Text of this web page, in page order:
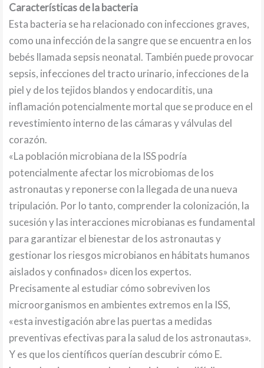
Características de la bacteria
Esta bacteria se ha relacionado con infecciones graves,
como una infección de la sangre que se encuentra en los
bebés llamada sepsis neonatal. También puede provocar
sepsis, infecciones del tracto urinario, infecciones de la
piel y de los tejidos blandos y endocarditis, una
inflamación potencialmente mortal que se produce en el
revestimiento interno de las cámaras y válvulas del
corazón.
«La población microbiana de la ISS podría
potencialmente afectar los microbiomas de los
astronautas y reponerse con la llegada de una nueva
tripulación. Por lo tanto, comprender la colonización, la
sucesión y las interacciones microbianas es fundamental
para garantizar el bienestar de los astronautas y
gestionar los riesgos microbianos en hábitats humanos
aislados y confinados» dicen los expertos.
Precisamente al estudiar cómo sobreviven los
microorganismos en ambientes extremos en la ISS,
«esta investigación abre las puertas a medidas
preventivas efectivas para la salud de los astronautas».
Y es que los científicos querían descubrir cómo E.